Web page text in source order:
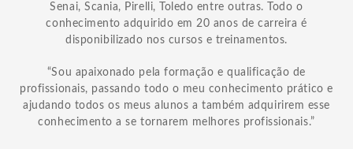
Senai, Scania, Pirelli, Toledo entre outras. Todo o
conhecimento adquirido em 20 anos de carreira é
disponibilizado nos cursos e treinamentos.
“Sou apaixonado pela formação e qualificação de
profissionais, passando todo o meu conhecimento prático e
ajudando todos os meus alunos a também adquirirem esse
conhecimento a se tornarem melhores profissionais.”